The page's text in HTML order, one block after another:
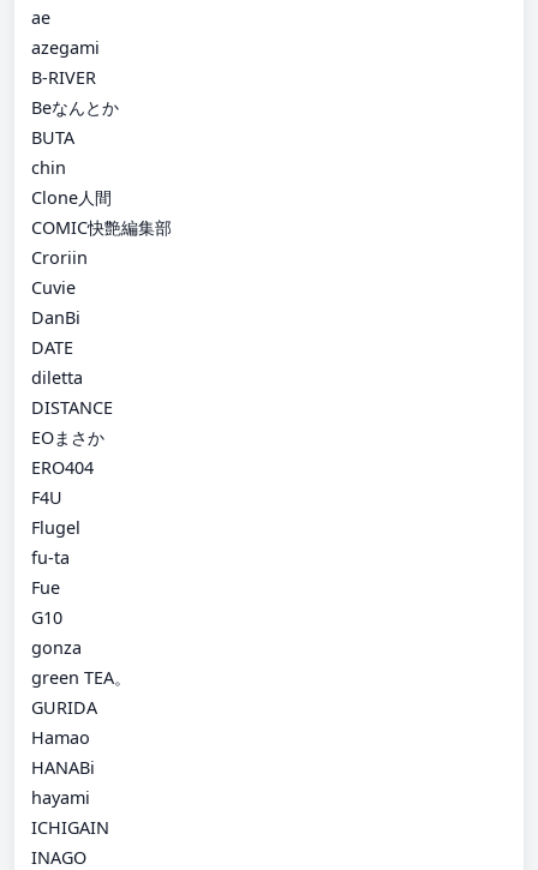
ae
azegami
B-RIVER
Beなんとか
BUTA
chin
Clone人間
COMIC快艶編集部
Croriin
Cuvie
DanBi
DATE
diletta
DISTANCE
EOまさか
ERO404
F4U
Flugel
fu-ta
Fue
G10
gonza
green TEA。
GURIDA
Hamao
HANABi
hayami
ICHIGAIN
INAGO